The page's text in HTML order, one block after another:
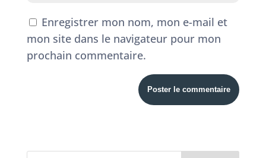
Enregistrer mon nom, mon e-mail et
mon site dans le navigateur pour mon
prochain commentaire.